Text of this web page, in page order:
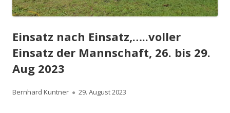
Einsatz nach Einsatz,…..voller
Einsatz der Mannschaft, 26. bis 29.
Aug 2023
Autor
Bernhard Kuntner
Veröffentlicht
29. August 2023